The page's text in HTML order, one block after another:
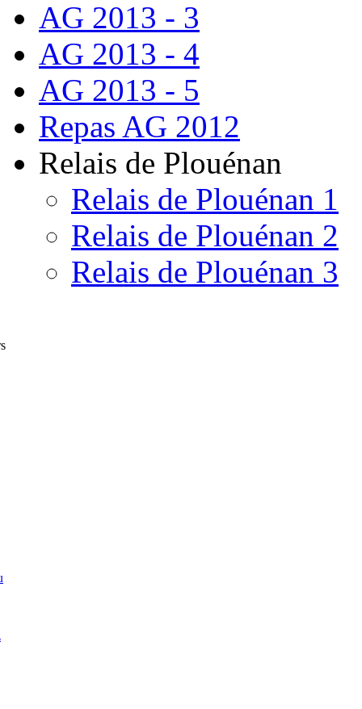
AG 2013 - 3
AG 2013 - 4
AG 2013 - 5
Repas AG 2012
Relais de Plouénan
Relais de Plouénan 1
Relais de Plouénan 2
Relais de Plouénan 3